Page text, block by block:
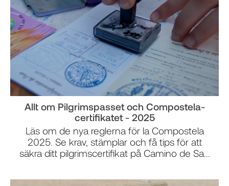
Allt om Pilgrimspasset och Compostela-
certifikatet - 2025
Läs om de nya reglerna för la Compostela
2025. Se krav, stämplar och få tips för att
säkra ditt pilgrimscertifikat på Camino de Sa...